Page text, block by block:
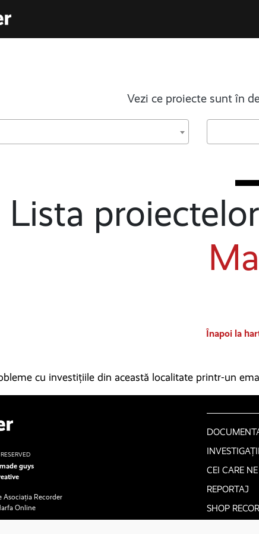
Vezi ce proiecte sunt în
Lista
Înapoi la
cu investițiile din această localitate printr-un
guys
Asociația Recorder
Online
INVESTIGAȚII
CEI CARE
REPORTAJ
SHOP